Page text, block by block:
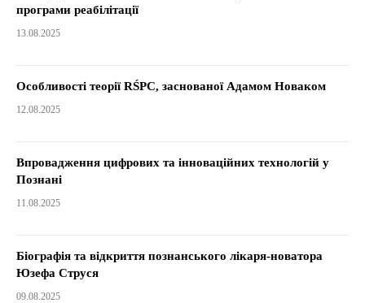
програми реабілітації
13.08.2025
Особливості теорії RŚPC, заснованої Адамом Новаком
12.08.2025
Впровадження цифрових та інноваційних технологій у
Познані
11.08.2025
Біографія та відкриття познанського лікаря-новатора
Юзефа Струся
09.08.2025